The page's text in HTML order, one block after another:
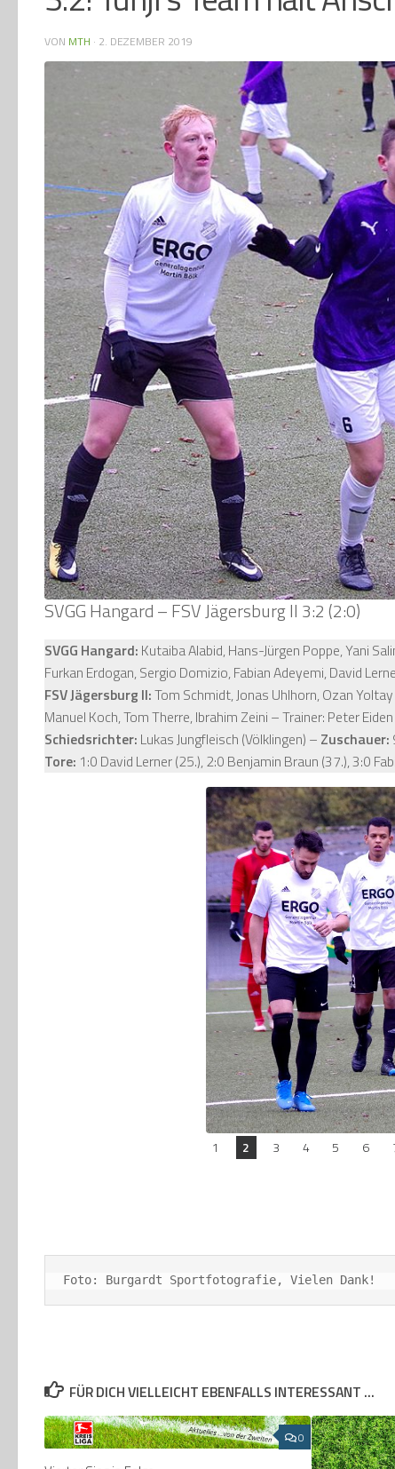
VON MTH · 2. DEZEMBER 2019
SVGG Hangard – FSV Jägersburg II 3:2 (2:0)
SVGG Hangard: Kutaiba Alabid, Hans-Jürgen Poppe, Yani
Furkan Erdogan, Sergio Domizio, Fabian Adeyemi, David
FSV Jägersburg II:Tom Schmidt, Jonas Uhlhorn, Ozan
Manuel Koch, Tom Therre, Ibrahim Zeini – Trainer: Peter Eiden
Schiedsrichter: Lukas Jungfleisch (Völklingen) – Zuschauer:
Tore: 1:0 David Lerner (25.), 2:0 Benjamin Braun (37.), 3:0
1 2 3 4 5 6
Foto: Burgardt Sportfotografie, Vielen Dank!
FÜR DICH VIELLEICHT EBENFALLS INTERESSANT …
0